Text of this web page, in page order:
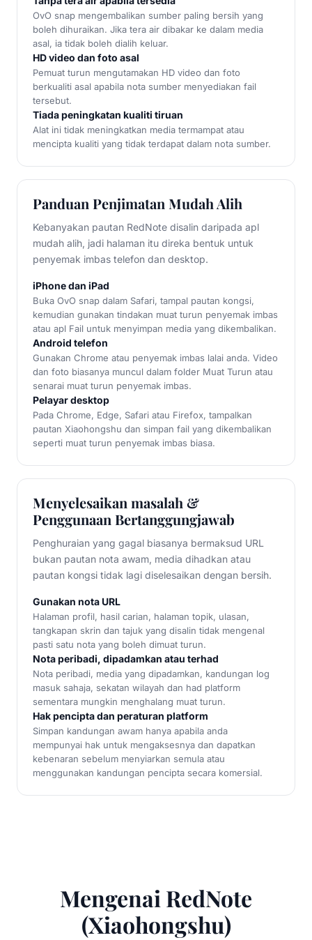
OvO snap mengembalikan sumber paling bersih yang
boleh dihuraikan. Jika tera air dibakar ke dalam media
asal, ia tidak boleh dialih keluar.
HD video dan foto asal
Pemuat turun mengutamakan HD video dan foto
berkualiti asal apabila nota sumber menyediakan fail
tersebut.
Tiada peningkatan kualiti tiruan
Alat ini tidak meningkatkan media termampat atau
mencipta kualiti yang tidak terdapat dalam nota sumber.
Panduan Penjimatan Mudah Alih
Kebanyakan pautan RedNote disalin daripada apl
mudah alih, jadi halaman itu direka bentuk untuk
penyemak imbas telefon dan desktop.
iPhone dan iPad
Buka OvO snap dalam Safari, tampal pautan kongsi,
kemudian gunakan tindakan muat turun penyemak imbas
atau apl Fail untuk menyimpan media yang dikembalikan.
Android telefon
Gunakan Chrome atau penyemak imbas lalai anda. Video
dan foto biasanya muncul dalam folder Muat Turun atau
senarai muat turun penyemak imbas.
Pelayar desktop
Pada Chrome, Edge, Safari atau Firefox, tampalkan
pautan Xiaohongshu dan simpan fail yang dikembalikan
seperti muat turun penyemak imbas biasa.
Menyelesaikan masalah &
Penggunaan Bertanggungjawab
Penghuraian yang gagal biasanya bermaksud URL
bukan pautan nota awam, media dihadkan atau
pautan kongsi tidak lagi diselesaikan dengan bersih.
Gunakan nota URL
Halaman profil, hasil carian, halaman topik, ulasan,
tangkapan skrin dan tajuk yang disalin tidak mengenal
pasti satu nota yang boleh dimuat turun.
Nota peribadi, dipadamkan atau terhad
Nota peribadi, media yang dipadamkan, kandungan log
masuk sahaja, sekatan wilayah dan had platform
sementara mungkin menghalang muat turun.
Hak pencipta dan peraturan platform
Simpan kandungan awam hanya apabila anda
mempunyai hak untuk mengaksesnya dan dapatkan
kebenaran sebelum menyiarkan semula atau
menggunakan kandungan pencipta secara komersial.
Mengenai RedNote
(Xiaohongshu)